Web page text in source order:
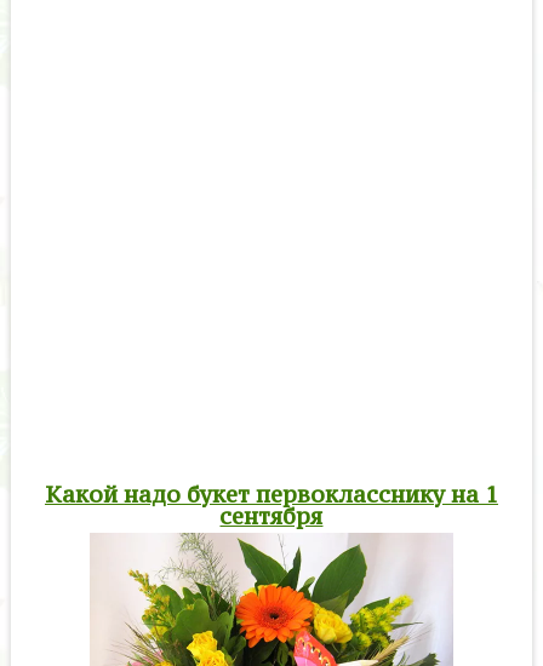
Какой надо букет первокласснику на 1
сентября